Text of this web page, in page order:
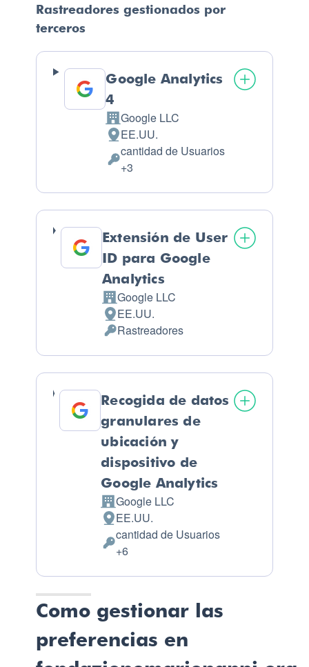
Rastreadores gestionados por
terceros
Google Analytics
4
Empresa:
Google LLC
Lugar de tratamiento:
EE.UU.
Datos Personales tratados:
cantidad de Usuarios
+3
Extensión de User
ID para Google
Analytics
Empresa:
Google LLC
Lugar de tratamiento:
EE.UU.
Datos Personales tratados:
Rastreadores
Recogida de datos
granulares de
ubicación y
dispositivo de
Google Analytics
Empresa:
Google LLC
Lugar de tratamiento:
EE.UU.
Datos Personales tratados:
cantidad de Usuarios
+6
Como gestionar las
preferencias en